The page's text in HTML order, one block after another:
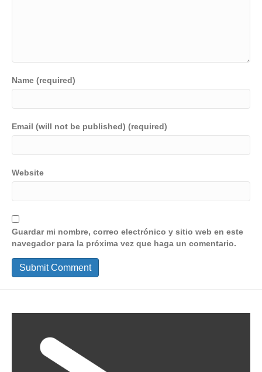
Name (required)
Email (will not be published) (required)
Website
Guardar mi nombre, correo electrónico y sitio web en este
navegador para la próxima vez que haga un comentario.